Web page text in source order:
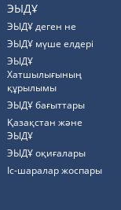
ЭЫДҰ
ЭЫДҰ деген не
ЭЫДҰ мүше елдері
ЭЫДҰ
Хатшылығының
құрылымы
ЭЫДҰ бағыттары
Қазақстан және
ЭЫДҰ
ЭЫДҰ оқиғалары
Іс-шаралар жоспары